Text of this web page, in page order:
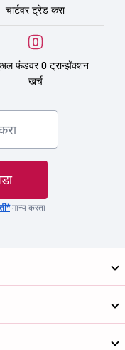
चार्टवर ट्रेड करा
फंडवर 0 ट्रान्झॅक्शन
खर्च
मान्य करता